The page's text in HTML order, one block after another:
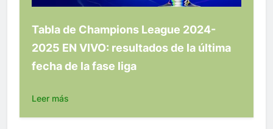
Tabla de Champions League 2024-
2025 EN VIVO: resultados de la última
fecha de la fase liga
Leer más